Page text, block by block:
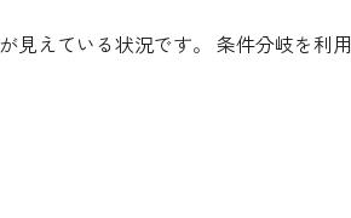
見えている状況です。 条件分岐を利用